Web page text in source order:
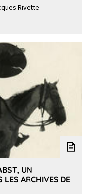
Rivette
UN
LES ARCHIVES DE